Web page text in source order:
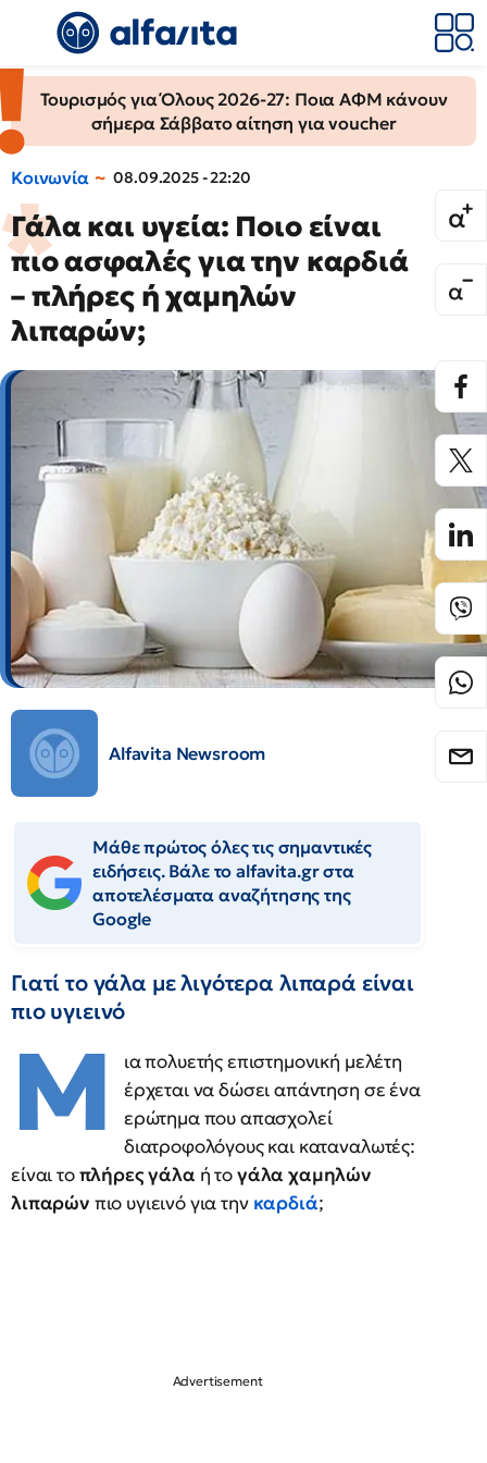
Τουρισμός για Όλους 2026-27: Ποια ΑΦΜ κάνουν
σήμερα Σάββατο αίτηση για voucher
Κοινωνία 08.09.2025 - 22:20
Γάλα και υγεία: Ποιο είναι
πιο ασφαλές για την καρδιά
– πλήρες ή χαμηλών
λιπαρών;
Alfavita Newsroom
Μάθε πρώτος όλες τις σημαντικές
ειδήσεις. Βάλε το alfavita.gr στα
αποτελέσματα αναζήτησης της
Google
Γιατί το γάλα με λιγότερα λιπαρά είναι
πιο υγιεινό
Μ
ια πολυετής επιστημονική μελέτη
έρχεται να δώσει απάντηση σε ένα
ερώτημα που απασχολεί
διατροφολόγους και καταναλωτές:
είναι τοπλήρες γάλα ή τογάλα χαμηλών
λιπαρών πιο υγιεινό για την καρδιά;